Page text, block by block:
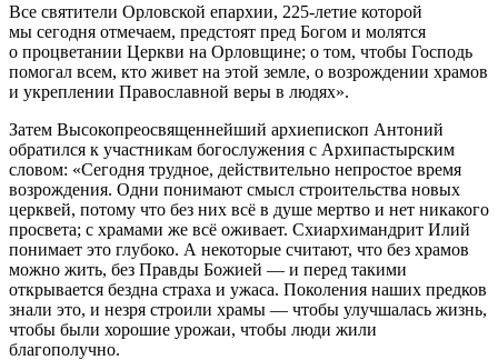
Все святители Орловской епархии, 225-летие которой
мы сегодня отмечаем, предстоят пред Богом и молятся
о процветании Церкви на Орловщине; о том, чтобы Господь
помогал всем, кто живет на этой земле, о возрождении храмов
и укреплении Православной веры в людях».
Затем Высокопреосвященнейший архиепископ Антоний
обратился к участникам богослужения с Архипастырским
словом: «Сегодня трудное, действительно непростое время
возрождения. Одни понимают смысл строительства новых
церквей, потому что без них всё в душе мертво и нет никакого
просвета; с храмами же всё оживает. Схиархимандрит Илий
понимает это глубоко. А некоторые считают, что без храмов
можно жить, без Правды Божией — и перед такими
открывается бездна страха и ужаса. Поколения наших предков
знали это, и незря строили храмы — чтобы улучшалась жизнь,
чтобы были хорошие урожаи, чтобы люди жили
благополучно.